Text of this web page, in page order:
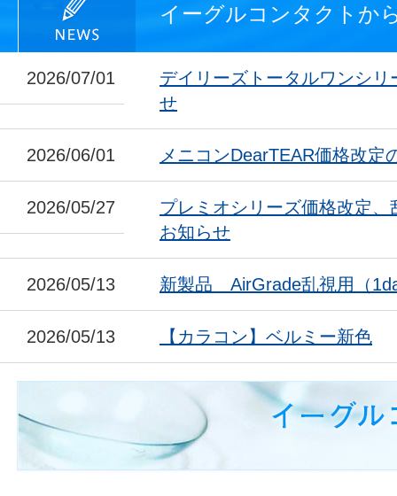
イーグルコンタクトか
2026/07/01
デイリーズトータルワンシ
せ
2026/06/01 メニコンDearTEAR価格改定
2026/05/27
プレミオシリーズ価格改定
お知らせ
2026/05/13 新製品 AirGrade乱視用（
2026/05/13 【カラコン】ベルミー新色